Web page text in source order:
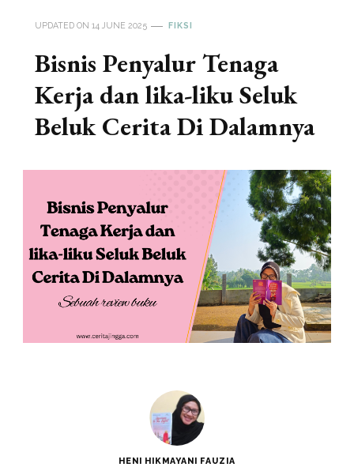
UPDATED ON 14 JUNE 2025 FIKSI
Bisnis Penyalur Tenaga
Kerja dan lika-liku Seluk
Beluk Cerita Di Dalamnya
HENI HIKMAYANI FAUZIA